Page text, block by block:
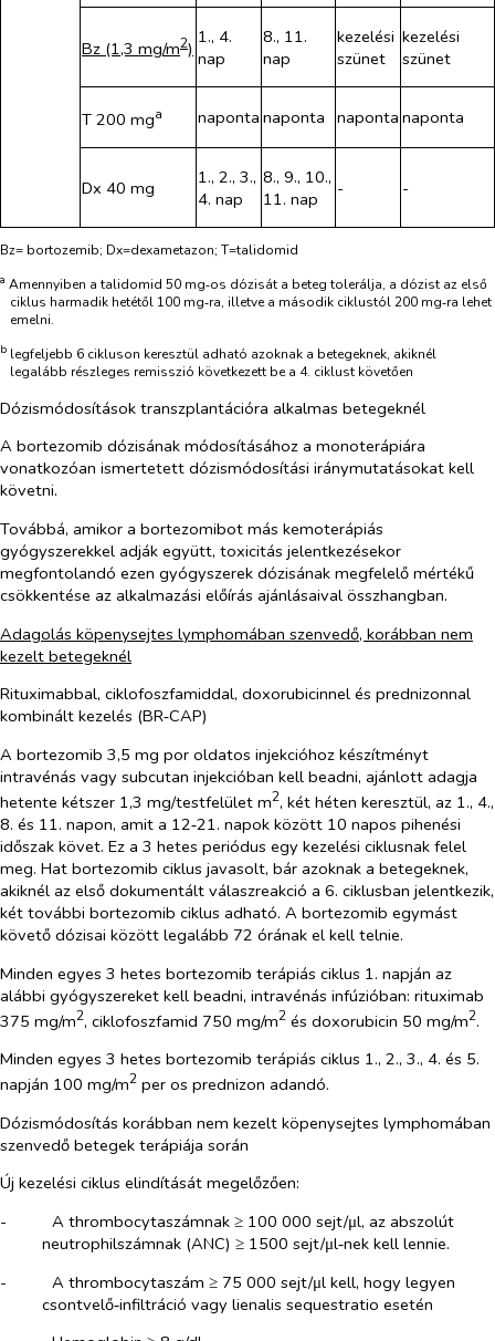
Bz (1,3 mg/m2)
1., 4.
nap
8., 11.
nap
kezelési
szünet
kezelési
szünet
T 200 mga naponta naponta naponta naponta
Dx 40 mg
1., 2., 3.,
4. nap
8., 9., 10.,
11. nap
- -
Bz= bortozemib; Dx=dexametazon; T=talidomid
a Amennyiben a talidomid 50 mg‑os dózisát a beteg tolerálja, a dózist az első
ciklus harmadik hetétől 100 mg‑ra, illetve a második ciklustól 200 mg‑ra lehet
emelni.
b legfeljebb 6 cikluson keresztül adható azoknak a betegeknek, akiknél
legalább részleges remisszió következett be a 4. ciklust követően
Dózismódosítások transzplantációra alkalmas betegeknél
A bortezomib dózisának módosításához a monoterápiára
vonatkozóan ismertetett dózismódosítási iránymutatásokat kell
követni.
Továbbá, amikor a bortezomibot más kemoterápiás
gyógyszerekkel adják együtt, toxicitás jelentkezésekor
megfontolandó ezen gyógyszerek dózisának megfelelő mértékű
csökkentése az alkalmazási előírás ajánlásaival összhangban.
Adagolás köpenysejtes lymphomában szenvedő, korábban nem
kezelt betegeknél
Rituximabbal, ciklofoszfamiddal, doxorubicinnel és prednizonnal
kombinált kezelés (BR‑CAP)
A bortezomib 3,5 mg por oldatos injekcióhoz készítményt
intravénás vagy subcutan injekcióban kell beadni, ajánlott adagja
hetente kétszer 1,3 mg/testfelület m2, két héten keresztül, az 1., 4.,
8. és 11. napon, amit a 12‑21. napok között 10 napos pihenési
időszak követ. Ez a 3 hetes periódus egy kezelési ciklusnak felel
meg. Hat bortezomib ciklus javasolt, bár azoknak a betegeknek,
akiknél az első dokumentált válaszreakció a 6. ciklusban jelentkezik,
két további bortezomib ciklus adható. A bortezomib egymást
követő dózisai között legalább 72 órának el kell telnie.
Minden egyes 3 hetes bortezomib terápiás ciklus 1. napján az
alábbi gyógyszereket kell beadni, intravénás infúzióban: rituximab
375 mg/m2, ciklofoszfamid 750 mg/m2 és doxorubicin 50 mg/m2.
Minden egyes 3 hetes bortezomib terápiás ciklus 1., 2., 3., 4. és 5.
napján 100 mg/m2 per os prednizon adandó.
Dózismódosítás korábban nem kezelt köpenysejtes lymphomában
szenvedő betegek terápiája során
Új kezelési ciklus elindítását megelőzően:
-​
A thrombocytaszámnak ≥ 100 000 sejt/μl, az abszolút
neutrophilszámnak (ANC) ≥ 1500 sejt/μl‑nek kell lennie.
-​
A thrombocytaszám ≥ 75 000 sejt/μlkell, hogy legyen
csontvelő‑infiltráció vagy lienalis sequestratio esetén